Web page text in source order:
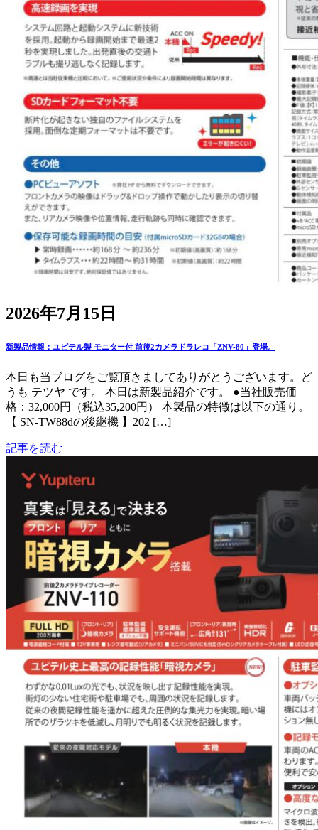
2026年7月15日
新製品情報：ユピテル製 モニター付 前後2カメラドラレコ「ZNV-80」登場。
本日も当ブログをご覧頂きましてありがとうございます。ど
うも テツヤ です。 本日は新製品紹介です。 ●当社販売価
格：32,000円（税込35,200円） 本製品の特徴は以下の通り。
【 SN-TW88dの後継機 】202 […]
記事を読む